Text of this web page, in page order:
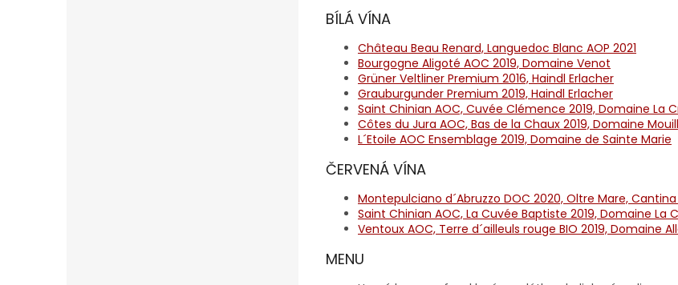
BÍLÁ VÍNA
Château Beau Renard, Languedoc Blanc AOP 2021
Bourgogne Aligoté AOC 2019, Domaine Venot
Grüner Veltliner Premium 2016, Haindl Erlacher
Grauburgunder Premium 2019, Haindl Erlacher
Saint Chinian AOC, Cuvée Clémence 2019, Domaine La
Côtes du Jura AOC, Bas de la Chaux 2019, Domaine
L´Etoile AOC Ensemblage 2019, Domaine de Sainte Marie
ČERVENÁ VÍNA
Montepulciano d´Abruzzo DOC 2020, Oltre Mare,
Saint Chinian AOC, La Cuvée Baptiste 2019, Domaine La
Ventoux AOC, Terre d´ailleuls rouge BIO 2019, Domaine
MENU